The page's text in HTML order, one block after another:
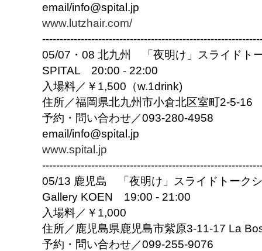
email/info@spital.jp
www.lutzhair.com/
------------------------------------------------------------
05/07・08 北九州 「夜明け」スライドト
SPITAL 20:00 - 22:00
入場料／￥1,500（w.1drink)
住所／福岡県北九州市小倉北区室町2-5-16
予約・問い合わせ／093-280-4958
email/info@spital.jp
www.spital.jp
------------------------------------------------------------
05/13 鹿児島 「夜明け」スライドトーク
Gallery KOEN 19:00 - 21:00
入場料／￥1,000
住所／鹿児島県鹿児島市紫原3-11-17 La
予約・問い合わせ／099-255-9076